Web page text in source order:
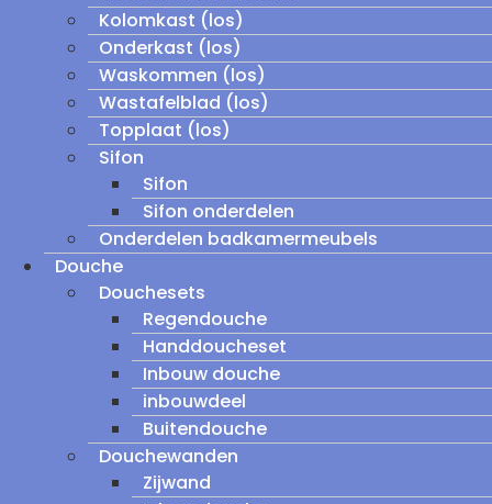
Kolomkast (los)
Onderkast (los)
Waskommen (los)
Wastafelblad (los)
Topplaat (los)
Sifon
Sifon
Sifon onderdelen
Onderdelen badkamermeubels
Douche
Douchesets
Regendouche
Handdoucheset
Inbouw douche
inbouwdeel
Buitendouche
Douchewanden
Zijwand